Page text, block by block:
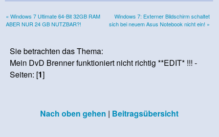
« Windows 7 Ultimate 64-Bit 32GB RAM
ABER NUR 24 GB NUTZBAR?!
Windows 7: Externer Bildschirm schaltet
sich bei neuem Asus Notebook nicht ein! »
Sie betrachten das Thema:
Mein DvD Brenner funktioniert nicht richtig **EDIT* !!! -
Seiten: [1]
Nach oben gehen | Beitragsübersicht